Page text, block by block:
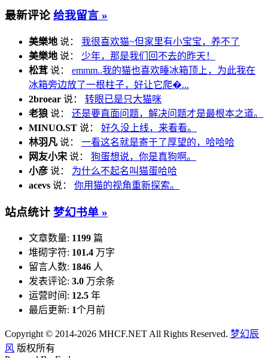
最新评论 给我留言 »
美樂地 说： 我很喜欢猫~但家里有小宝宝，养不了
美樂地 说： 少年，那是我们回不去的昨天！
松茸 说： emmm..我的猫也喜欢睡冰箱顶上，为此我在
冰箱旁边放了一根柱子，好让它爬�...
2broear 说： 转眼已是只大猫咪
老狼 说： 还是要直面问题，解决问题才是最根本之道。
MINUO.ST 说： 好久没上线，来看看。
林羽凡 说： 一看这名就是寄于了厚望的，哈哈哈
网友小宋 说： 狗蛋想说，你是真狗啊。
小彦 说： 为什么不起名叫猫蛋哈哈
acevs 说： 你用猫的视角重新探索。
站点统计 梦幻书单 »
文章数量: 1199 篇
堆砌字符: 101.4 万字
留言人数: 1846 人
发表评论: 3.0 万余条
运营时间: 12.5 年
最后更新: 1个月前
Copyright © 2014-2026 MHCF.NET All Rights Reserved. 梦幻辰
风 版权所有